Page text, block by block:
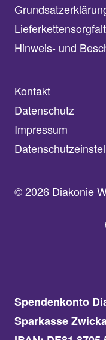
Hinweis- und
Kontakt
Datenschutz
Impressum
© 2026 Diakonie
Spendenkonto
Sparkasse